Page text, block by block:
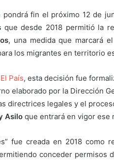
pondrá fin el próximo 12 de
que desde 2018 permitió la
, una medida que marcará
los migrantes en territorio
El País, esta decisión fue
elaborado por la Dirección
directrices legales y el
Asilo que entrará en vigor ese
fue creada en 2018 como
conceder permisos